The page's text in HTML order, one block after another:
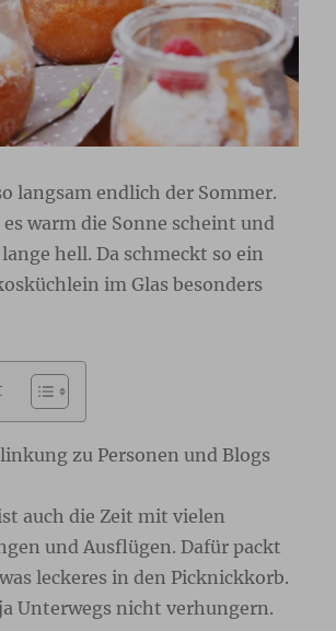
langsam endlich der Sommer.
warm die Sonne scheint und
hell. Da schmeckt so ein
im Glas besonders
zu Personen und Blogs
auch die Zeit mit vielen
und Ausflügen. Dafür packt
leckeres in den Picknickkorb.
Unterwegs nicht verhungern.